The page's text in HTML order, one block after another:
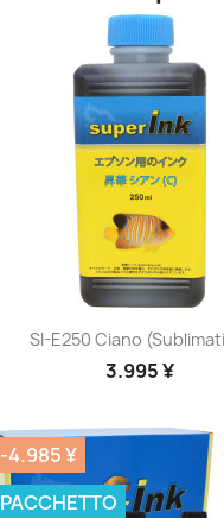
SI-E250 Ciano
3.995 ¥
-4.985 ¥
PACCHETTO